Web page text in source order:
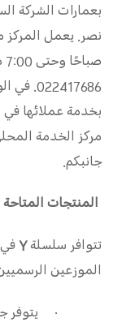
بعمارات الشركة
بخدمة عملائها
مركز الخدمة
جانبكم.
المنتجات المتاحة
تتوافر سلسلةYفي
الموزعين
·
يتوفر